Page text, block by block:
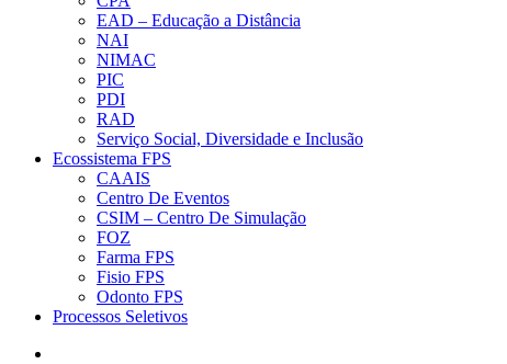
EAD – Educação a Distância
NAI
NIMAC
PIC
PDI
RAD
Serviço Social, Diversidade e Inclusão
Ecossistema FPS
CAAIS
Centro De Eventos
CSIM – Centro De Simulação
FOZ
Farma FPS
Fisio FPS
Odonto FPS
Processos Seletivos